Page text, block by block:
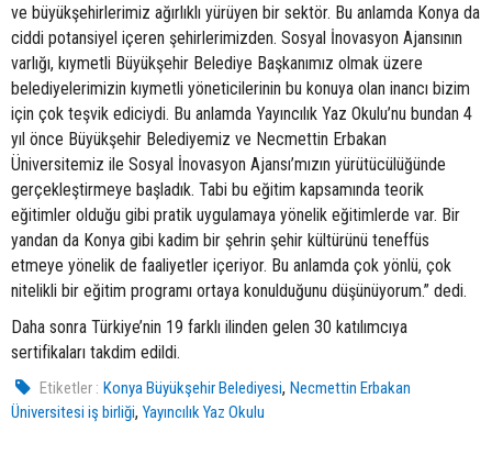
ve büyükşehirlerimiz ağırlıklı yürüyen bir sektör. Bu anlamda Konya da
ciddi potansiyel içeren şehirlerimizden. Sosyal İnovasyon Ajansının
varlığı, kıymetli Büyükşehir Belediye Başkanımız olmak üzere
belediyelerimizin kıymetli yöneticilerinin bu konuya olan inancı bizim
için çok teşvik ediciydi. Bu anlamda Yayıncılık Yaz Okulu’nu bundan 4
yıl önce Büyükşehir Belediyemiz ve Necmettin Erbakan
Üniversitemiz ile Sosyal İnovasyon Ajansı’mızın yürütücülüğünde
gerçekleştirmeye başladık. Tabi bu eğitim kapsamında teorik
eğitimler olduğu gibi pratik uygulamaya yönelik eğitimlerde var. Bir
yandan da Konya gibi kadim bir şehrin şehir kültürünü teneffüs
etmeye yönelik de faaliyetler içeriyor. Bu anlamda çok yönlü, çok
nitelikli bir eğitim programı ortaya konulduğunu düşünüyorum.” dedi.
Daha sonra Türkiye’nin 19 farklı ilinden gelen 30 katılımcıya
sertifikaları takdim edildi.
Etiketler : Konya Büyükşehir Belediyesi,Necmettin Erbakan
Üniversitesi iş birliği, Yayıncılık Yaz Okulu